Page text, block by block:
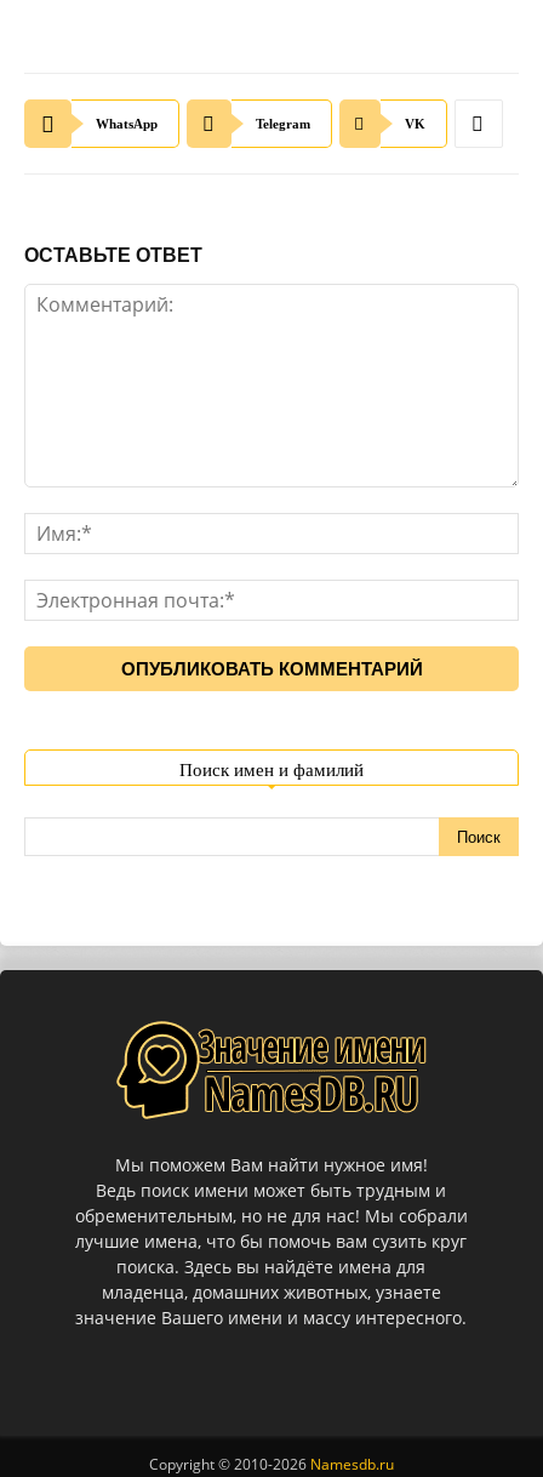
WhatsApp Telegram VK
ОСТАВЬТЕ ОТВЕТ
Поиск имен и фамилий
Мы поможем Вам найти нужное имя!
Ведь поиск имени может быть трудным и
обременительным, но не для нас! Мы собрали
лучшие имена, что бы помочь вам сузить круг
поиска. Здесь вы найдёте имена для
младенца, домашних животных, узнаете
значение Вашего имени и массу интересного.
Copyright © 2010-2026 Namesdb.ru